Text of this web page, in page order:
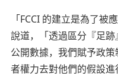
「FCCI 的建立是為了
說道，「透過區分『足
公開數據，我們賦予政
者權力去對他們的假設